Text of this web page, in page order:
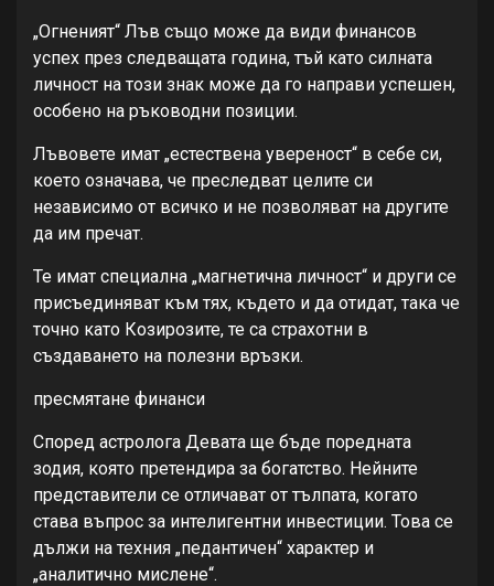
„Огненият“ Лъв също може да види финансов
успех през следващата година, тъй като силната
личност на този знак може да го направи успешен,
особено на ръководни позиции.
Лъвовете имат „естествена увереност“ в себе си,
което означава, че преследват целите си
независимо от всичко и не позволяват на другите
да им пречат.
Те имат специална „магнетична личност“ и други се
присъединяват към тях, където и да отидат, така че
точно като Козирозите, те са страхотни в
създаването на полезни връзки.
пресмятане финанси
Според астролога Девата ще бъде поредната
зодия, която претендира за богатство. Нейните
представители се отличават от тълпата, когато
става въпрос за интелигентни инвестиции. Това се
дължи на техния „педантичен“ характер и
„аналитично мислене“.